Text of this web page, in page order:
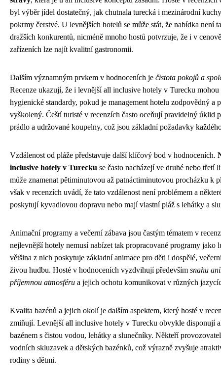
byl výběr jídel dostatečný, jak chutnala turecká i mezinárodní
pokrmy čerstvé. U levnějších hotelů se může stát, že nabídka není
dražších konkurentů, nicméně mnoho hostů potvrzuje, že i v
zařízeních lze najít kvalitní gastronomii.
Dalším významným prvkem v hodnoceních je čistota pokojů a
Recenze ukazují, že i levnější all inclusive hotely v Turecku
hygienické standardy, pokud je management hotelu zodpovědný a
vyškolený. Čeští turisté v recenzích často oceňují pravidelný úklid
prádlo a udržované koupelny, což jsou základní požadavky
Vzdálenost od pláže představuje další klíčový bod v hodnoceních.
inclusive hotely v Turecku se často nacházejí ve druhé nebo třetí
může znamenat pětiminutovou až patnáctiminutovou procházku k
však v recenzích uvádí, že tato vzdálenost není problémem a
poskytují kyvadlovou dopravu nebo mají vlastní pláž s lehátky a
Animační programy a večerní zábava jsou častým tématem v
nejlevnější hotely nemusí nabízet tak propracované programy jako
většina z nich poskytuje základní animace pro děti i dospělé,
živou hudbu. Hosté v hodnoceních vyzdvihují především snahu
příjemnou atmosféru a jejich ochotu komunikovat v různých
Kvalita bazénů a jejich okolí je dalším aspektem, který hosté v
zmiňují. Levnější all inclusive hotely v Turecku obvykle disponují
bazénem s čistou vodou, lehátky a slunečníky. Někteří
vodních skluzavek a dětských bazénků, což výrazně zvyšuje
rodiny s dětmi.